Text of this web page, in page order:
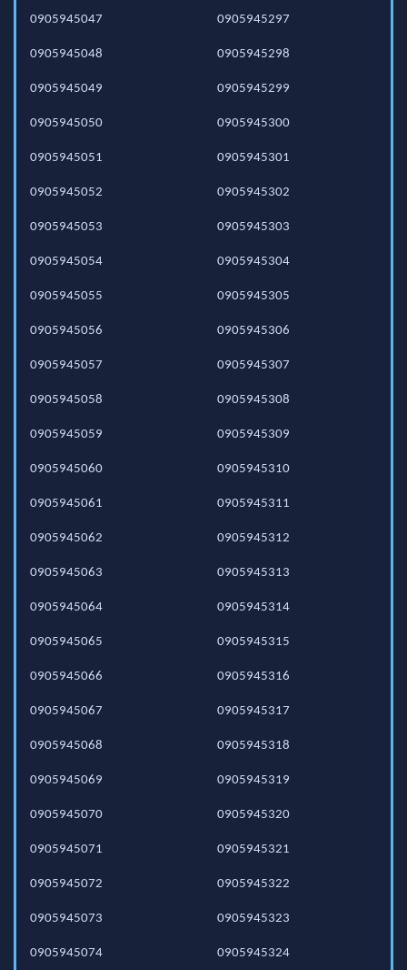
0905945047
0905945048
0905945049
0905945050
0905945051
0905945052
0905945053
0905945054
0905945055
0905945056
0905945057
0905945058
0905945059
0905945060
0905945061
0905945062
0905945063
0905945064
0905945065
0905945066
0905945067
0905945068
0905945069
0905945070
0905945071
0905945072
0905945073
0905945074
0905945297
0905945298
0905945299
0905945300
0905945301
0905945302
0905945303
0905945304
0905945305
0905945306
0905945307
0905945308
0905945309
0905945310
0905945311
0905945312
0905945313
0905945314
0905945315
0905945316
0905945317
0905945318
0905945319
0905945320
0905945321
0905945322
0905945323
0905945324